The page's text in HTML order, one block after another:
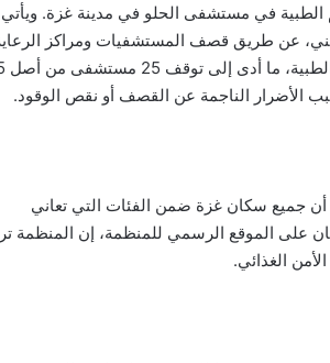
من 100 من المرضى والطواقم الطبية في مستشفى الحلو في مدينة غزة. ويأتي
عن طريق قصف المستشفيات ومراكز
الأولية
أن جميع سكان غزة ضمن الفئات التي تعاني
على الموقع الرسمي للمنظمة، إن المنظمة
الغذائي.